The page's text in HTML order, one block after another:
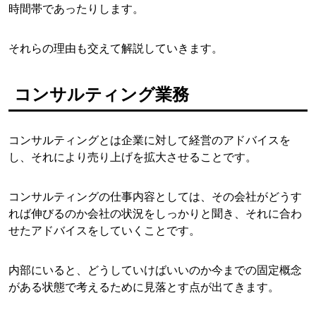
時間帯であったりします。
それらの理由も交えて解説していきます。
コンサルティング業務
コンサルティングとは企業に対して経営のアドバイスを
し、それにより売り上げを拡大させることです。
コンサルティングの仕事内容としては、その会社がどうす
れば伸びるのか会社の状況をしっかりと聞き、それに合わ
せたアドバイスをしていくことです。
内部にいると、どうしていけばいいのか今までの固定概念
がある状態で考えるために見落とす点が出てきます。